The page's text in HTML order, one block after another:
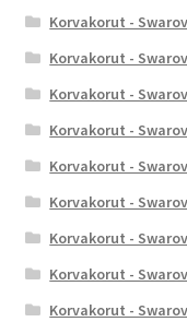
Korvakorut -
Korvakorut -
Korvakorut -
Korvakorut -
Korvakorut -
Korvakorut -
Korvakorut -
Korvakorut -
Korvakorut -